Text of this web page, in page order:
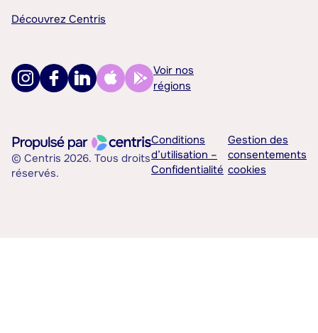
Découvrez Centris
Voir nos
régions
© Centris 2026. Tous droits
réservés.
Conditions
d’utilisation –
Confidentialité
Gestion des
consentements
cookies